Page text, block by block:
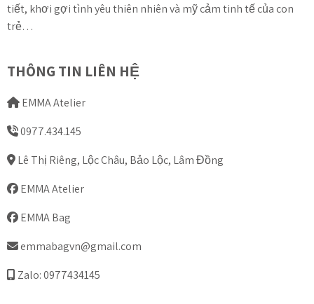
tiết, khơi gợi tình yêu thiên nhiên và mỹ cảm tinh tế của con
trẻ…
THÔNG TIN LIÊN HỆ
EMMA Atelier
0977.434.145
Lê Thị Riêng, Lộc Châu, Bảo Lộc, Lâm Đồng
EMMA Atelier
EMMA Bag
emmabagvn@gmail.com
Zalo: 0977434145